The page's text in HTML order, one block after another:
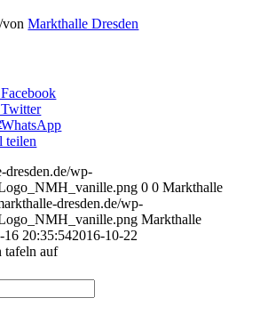
/vonMarkthalle Dresden
teilen
dresden.de/wp-
0 0 Markthalle
dresden.de/wp-
Markthalle
16 20:35:542016-10-22
tafeln auf